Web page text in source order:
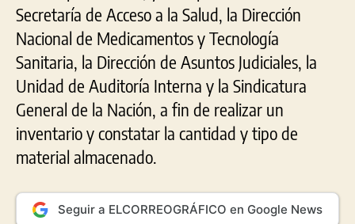
Secretaría de Acceso a la Salud, la Dirección
Nacional de Medicamentos y Tecnología
Sanitaria, la Dirección de Asuntos Judiciales, la
Unidad de Auditoría Interna y la Sindicatura
General de la Nación, a fin de realizar un
inventario y constatar la cantidad y tipo de
material almacenado.
Seguir a ELCORREOGRÁFICO en Google News